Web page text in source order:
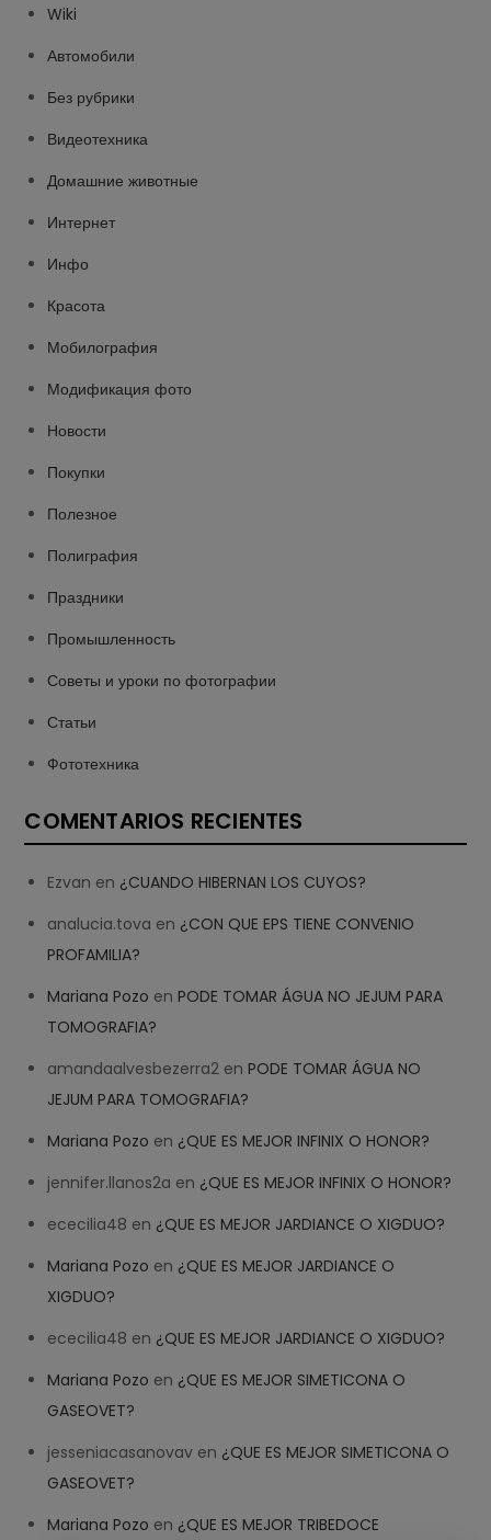
Wiki
Автомобили
Без рубрики
Видеотехника
Домашние животные
Интернет
Инфо
Красота
Мобилография
Модификация фото
Новости
Покупки
Полезное
Полиграфия
Праздники
Промышленность
Советы и уроки по фотографии
Статьи
Фототехника
COMENTARIOS RECIENTES
Ezvan en ¿CUANDO HIBERNAN LOS CUYOS?
analucia.tova en ¿CON QUE EPS TIENE CONVENIO
PROFAMILIA?
Mariana Pozo enPODE TOMAR ÁGUA NO JEJUM PARA
TOMOGRAFIA?
amandaalvesbezerra2 enPODE TOMAR ÁGUA NO
JEJUM PARA TOMOGRAFIA?
Mariana Pozo en ¿QUE ES MEJOR INFINIX O HONOR?
jennifer.llanos2a en ¿QUE ES MEJOR INFINIX O HONOR?
ececilia48 en ¿QUE ES MEJOR JARDIANCE O XIGDUO?
Mariana Pozo en ¿QUE ES MEJOR JARDIANCE O
XIGDUO?
ececilia48 en ¿QUE ES MEJOR JARDIANCE O XIGDUO?
Mariana Pozo en ¿QUE ES MEJOR SIMETICONA O
GASEOVET?
jesseniacasanovav en ¿QUE ES MEJOR SIMETICONA O
GASEOVET?
Mariana Pozo en ¿QUE ES MEJOR TRIBEDOCE